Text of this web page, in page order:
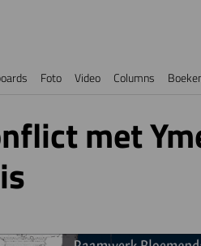
Foto Video Columns
met